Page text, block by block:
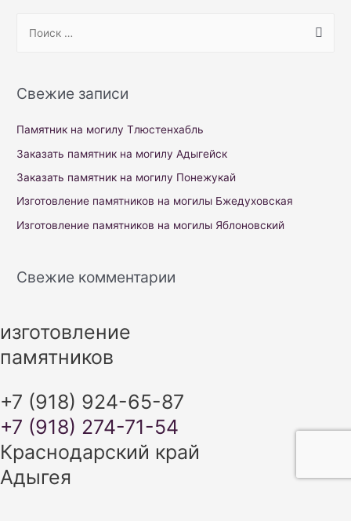
r
h
f
o
Свежие записи
Памятник на могилу Тлюстенхабль
Заказать памятник на могилу Адыгейск
Заказать памятник на могилу Понежукай
Изготовление памятников на могилы Бжедуховская
Изготовление памятников на могилы Яблоновский
Свежие комментарии
изготовление
памятников
+7 (918) 924-65-87
+7 (918) 274-71-54
Краснодарский край
Адыгея